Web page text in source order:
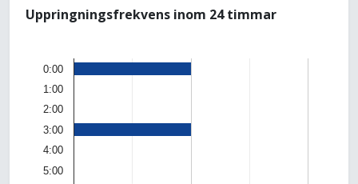
Uppringningsfrekvens inom 24 timmar
0:00
1:00
2:00
3:00
4:00
5:00